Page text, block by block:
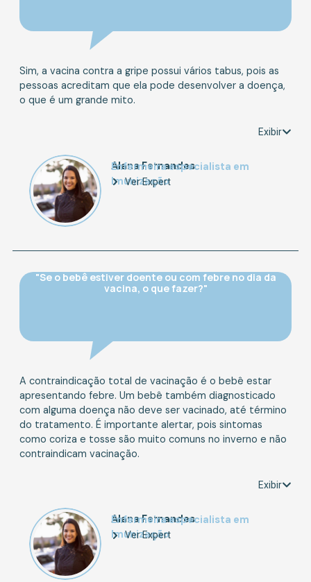
Sim, a vacina contra a gripe possui vários tabus, pois as
pessoas acreditam que ela pode desenvolver a doença,
o que é um grande mito.
Exibir
Alana Fernandes
Enfermeira especialista em
Imunização
Ver Expert
"Se o bebê estiver doente ou com febre no dia da
vacina, o que fazer?"
A contraindicação total de vacinação é o bebê estar
apresentando febre. Um bebê também diagnosticado
com alguma doença não deve ser vacinado, até término
do tratamento. É importante alertar, pois sintomas
como coriza e tosse são muito comuns no inverno e não
contraindicam vacinação.
Exibir
Alana Fernandes
Enfermeira especialista em
Imunização
Ver Expert